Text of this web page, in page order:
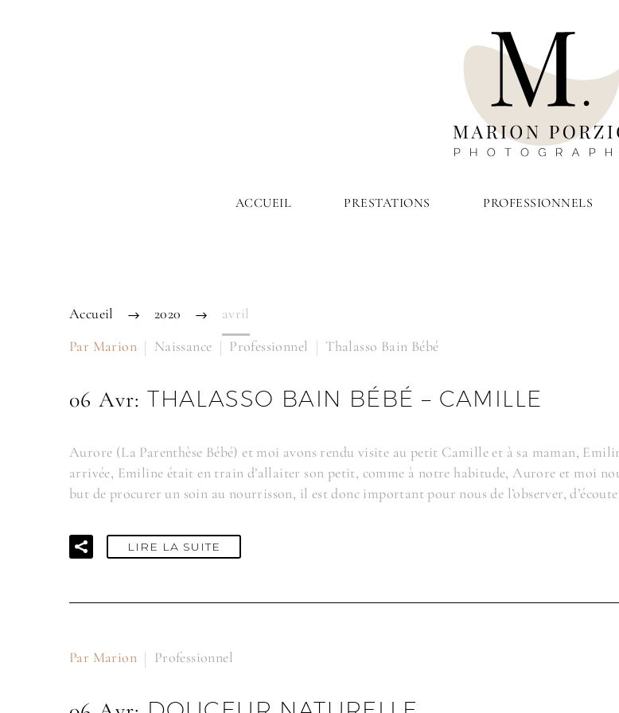
ACCUEIL PRESTATIONS PROFESSIONNELS
Accueil 2020
avril
Par Marion
Naissance Professionnel Thalasso Bain Bébé
06 Avr:THALASSO BAIN BÉBÉ – CAMILLE
Aurore (La Parenthèse Bébé) et moi avons rendu visite au petit Camille et à sa maman,
arrivée, Emiline était en train d’allaiter son petit, comme à notre habitude, Aurore et moi
but de procurer un soin au nourrisson, il est donc important pour nous de l’observer,
LIRE LA SUITE
Par Marion Professionnel